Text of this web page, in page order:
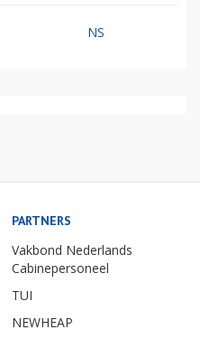
NS
PARTNERS
Vakbond Nederlands
Cabinepersoneel
TUI
NEWHEAP